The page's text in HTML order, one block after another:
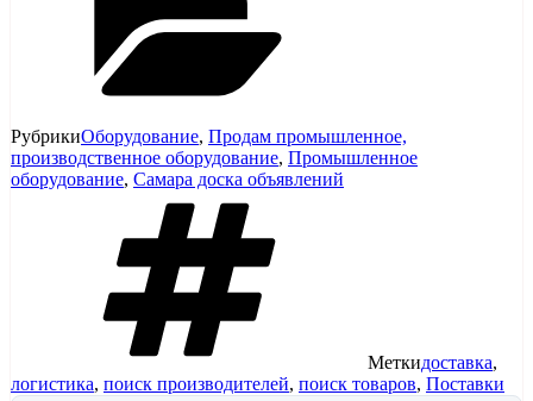
РубрикиОборудование, Продам промышленное,
производственное оборудование, Промышленное
оборудование, Самара доска объявлений
Меткидоставка,
логистика, поиск производителей, поиск товаров, Поставки